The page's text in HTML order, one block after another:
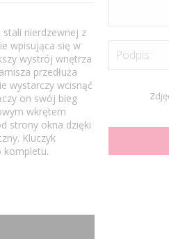
nierdzewnej z
wpisująca się w
wystrój wnętrza
przedłuża
wystarczy wcisnąć
on swój bieg
wkrętem
strony okna dzięki
Kluczyk
kompletu.
Podpis: